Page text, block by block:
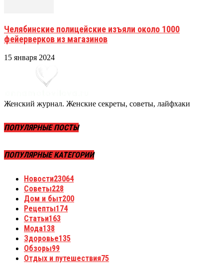
Челябинские полицейские изъяли около 1000
фейерверков из магазинов
15 января 2024
Женский журнал. Женские секреты, советы, лайфхаки
ПОПУЛЯРНЫЕ ПОСТЫ
ПОПУЛЯРНЫЕ КАТЕГОРИИ
Новости23064
Советы228
Дом и быт200
Рецепты174
Статьи163
Мода138
Здоровье135
Обзоры99
Отдых и путешествия75